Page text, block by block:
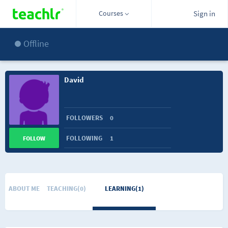
Courses Sign in
Offline
David
FOLLOWERS 0
FOLLOWING 1
FOLLOW
ABOUT ME TEACHING(0) LEARNING(1)